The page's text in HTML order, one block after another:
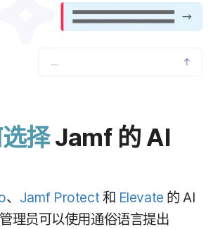
择Jamf 的 AI
、 Jamf Protect 和 Elevate 的 AI
理员​可以​使用​通俗​语言​提出​